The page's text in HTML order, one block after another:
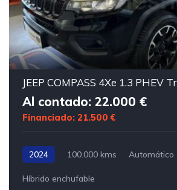
Al contado: 22.000 €
Financiado: 21.500 €
2024 100.000 kms Automático
Híbrido enchufable